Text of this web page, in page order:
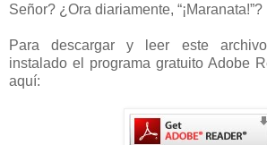
Señor? ¿Ora diariamente, “¡Maranata!”?
Para descargar y leer este
instalado el programa gratuito Adobe
aquí: